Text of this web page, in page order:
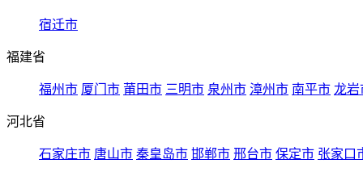
宿迁市
福建省
福州市 厦门市 莆田市 三明市 泉州市 漳州市 南平市 龙岩
河北省
石家庄市 唐山市 秦皇岛市 邯郸市 邢台市 保定市 张家口